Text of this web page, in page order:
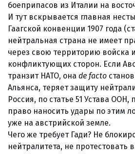
боеприпасов из Италии на
И тут вскрывается главная
Гаагской конвенции 1907 года
нейтральная страна не имеет
через свою территорию войска
конфликтующих сторон. Если
транзит НАТО, она de facto
Альянса, теряет защиту
Россия, по статье 51 Устава ООН,
право наносить удары по этим
уже на австрийской земле.
Чего же требует Гади? Не
нейтралитета, не протестовать